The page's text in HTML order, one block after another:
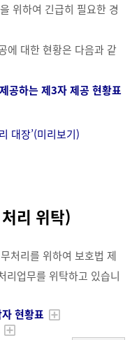
위하여 긴급히 필요한 경
에 대한 현황은 다음과 같
공하는 제3자 제공 현황표
대장’(미리보기)
리 위탁)
처리를 위하여 보호법 제
리업무를 위탁하고 있습니
현황표